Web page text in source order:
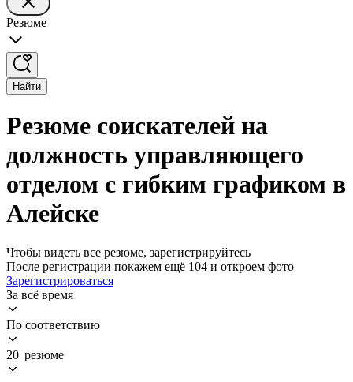
Резюме
Найти
Резюме соискателей на
должность управляющего
отделом с гибким графиком в
Алейске
Чтобы видеть все резюме, зарегистрируйтесь
После регистрации покажем ещё 104 и откроем фото
Зарегистрироваться
За всё время
По соответствию
20 резюме